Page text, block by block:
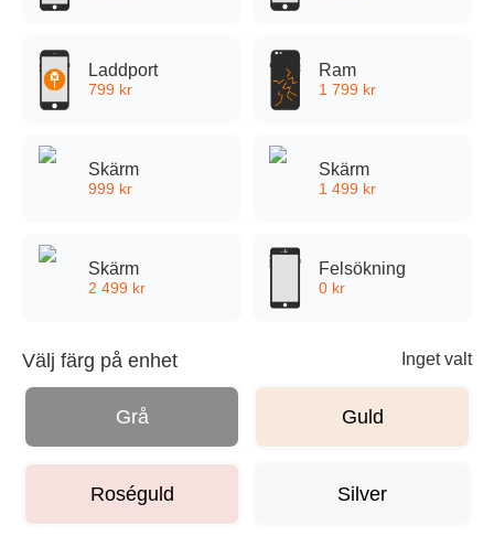
Halmstad
Värnamo
Vanliga frågor
Om oss
Begagnade Mobiler
Laddport
799 kr
Ram
1 799 kr
Skärm
999 kr
Skärm
1 499 kr
Skärm
2 499 kr
Felsökning
0 kr
Välj färg på enhet Inget valt
Grå Guld
Roséguld Silver